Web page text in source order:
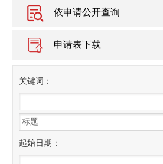
依申请公开查询
申请表下载
关键词：
起始日期：